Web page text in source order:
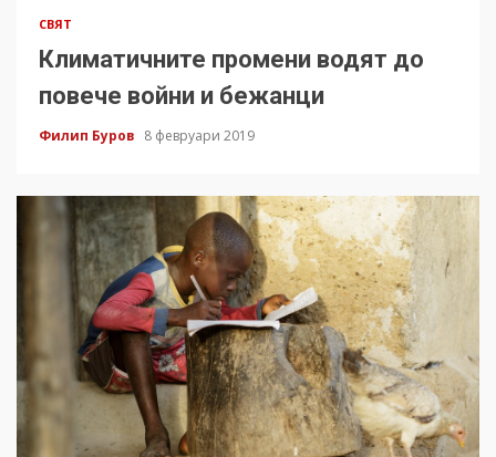
СВЯТ
Климатичните промени водят до
повече войни и бежанци
Филип Буров 8 февруари 2019